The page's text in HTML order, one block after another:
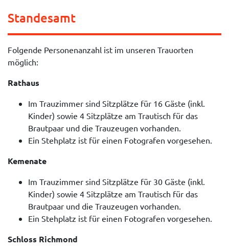
Standesamt
Folgende Personenanzahl ist im unseren Trauorten
möglich:
Rathaus
Im Trauzimmer sind Sitzplätze für 16 Gäste (inkl.
Kinder) sowie 4 Sitzplätze am Trautisch für das
Brautpaar und die Trauzeugen vorhanden.
Ein Stehplatz ist für einen Fotografen vorgesehen.
Kemenate
Im Trauzimmer sind Sitzplätze für 30 Gäste (inkl.
Kinder) sowie 4 Sitzplätze am Trautisch für das
Brautpaar und die Trauzeugen vorhanden.
Ein Stehplatz ist für einen Fotografen vorgesehen.
Schloss Richmond